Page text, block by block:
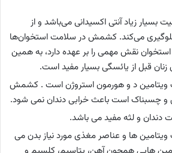
زیاد آنتی اکسیدانی می‌باشد و از
می‌کند. کشمش در سلامت استخوان‌ها
نقش مهمی را بر عهده دارد، به همین
قبل از یائسگی بسیار مفید است.
د و هورمون استروژن است . کشمش
و چسبناک است باعث خرابی دندان نمی شود.
و لثه مفید می باشد.
ها و عناصر مغذی مورد نیاز بدن می